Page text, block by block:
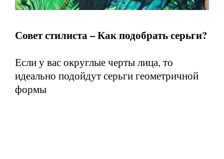
Совет стилиста – Как подобрать серьги?
Если у вас округлые черты лица, то
идеально подойдут серьги геометричной
формы